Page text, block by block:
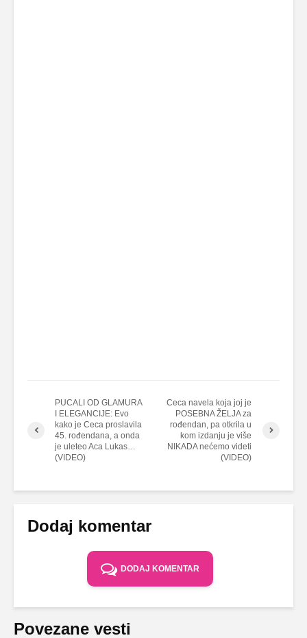
PUCALI OD GLAMURA
I ELEGANCIJE: Evo
kako je Ceca proslavila
45. rođendana, a onda
je uleteo Aca Lukas…
(VIDEO)
Ceca navela koja joj je
POSEBNA ŽELJA za
rođendan, pa otkrila u
kom izdanju je više
NIKADA nećemo videti
(VIDEO)
Dodaj komentar
DODAJ KOMENTAR
Povezane vesti